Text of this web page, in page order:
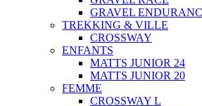
GRAVEL
TREKKING & VILLE
CROSSWAY
ENFANTS
MATTS JUNIOR 24
MATTS JUNIOR 20
FEMME
CROSSWAY L